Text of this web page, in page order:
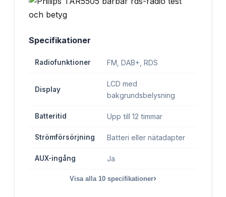
Specifikationer
Radiofunktioner FM, DAB+, RDS
Display
LCD med
bakgrundsbelysning
Batteritid Upp till 12 timmar
Strömförsörjning Batteri eller nätadapter
AUX-ingång Ja
Visa alla 10 specifikationer›